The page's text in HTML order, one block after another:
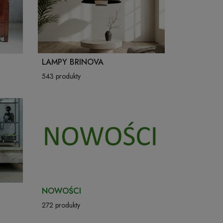
TKANINY, SKÓRY
ŚWIECZKI, LAMPIONY
pufy na wymiar
LAMPY BRINOVA
543 produkty
NOWOŚCI
272 produkty